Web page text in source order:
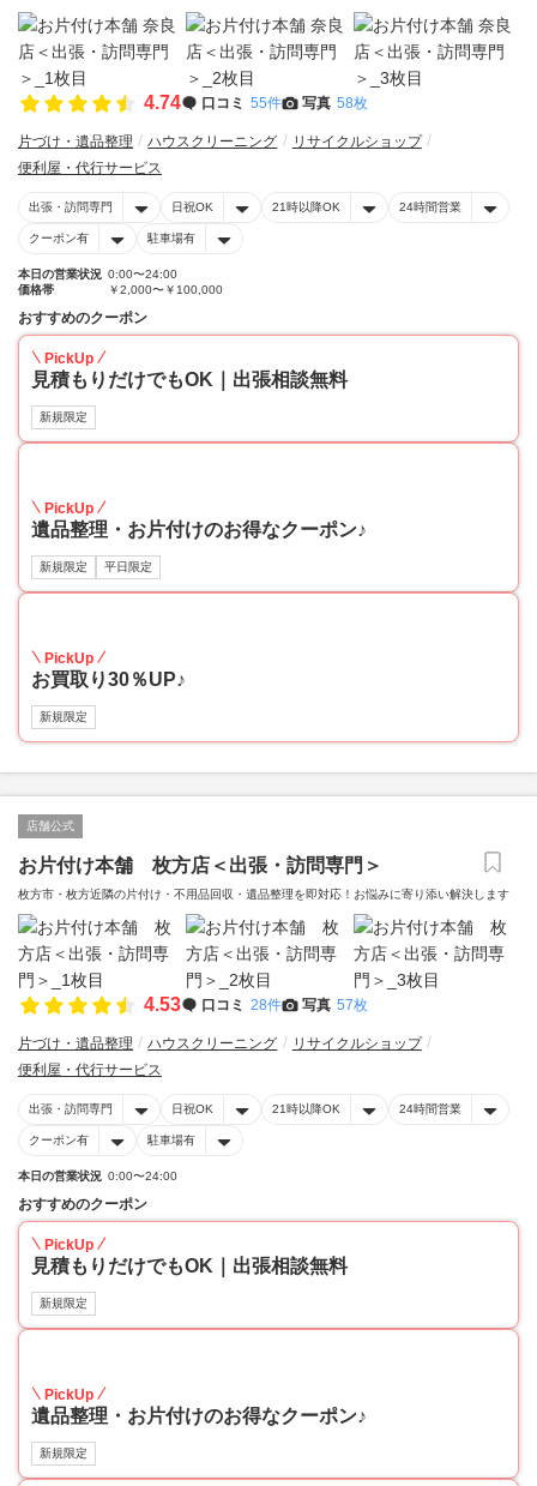
4.74 口コミ 55件 写真 58枚
片づけ・遺品整理 ハウスクリーニング
リサイクルショップ
便利屋・代行サービス
出張・訪問専門 日祝OK 21時以降OK 24時間営業
クーポン有 駐車場有
本日の営業状況 0:00〜24:00
価格帯
￥2,000〜￥100,000
おすすめのクーポン
PickUp
見積もりだけでもOK｜出張相談無料
新規限定
PickUp
遺品整理・お片付けのお得なクーポン♪
新規限定 平日限定
PickUp
お買取り30％UP♪
新規限定
店舗公式
お片付け本舗 枚方店＜出張・訪問専門＞
枚方市・枚方近隣の片付け・不用品回収・遺品整理を即対応！お悩みに寄り添い解決します
4.53 口コミ 28件 写真 57枚
片づけ・遺品整理 ハウスクリーニング
リサイクルショップ
便利屋・代行サービス
出張・訪問専門 日祝OK 21時以降OK 24時間営業
クーポン有 駐車場有
本日の営業状況 0:00〜24:00
おすすめのクーポン
PickUp
見積もりだけでもOK｜出張相談無料
新規限定
PickUp
遺品整理・お片付けのお得なクーポン♪
新規限定